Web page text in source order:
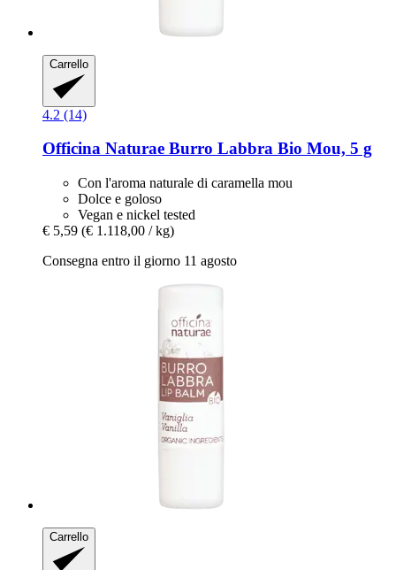
Carrello
4.2 (14)
Officina Naturae Burro Labbra Bio Mou, 5 g
Con l'aroma naturale di caramella mou
Dolce e goloso
Vegan e nickel tested
€ 5,59 (€ 1.118,00 / kg)
Consegna entro il giorno 11 agosto
Carrello